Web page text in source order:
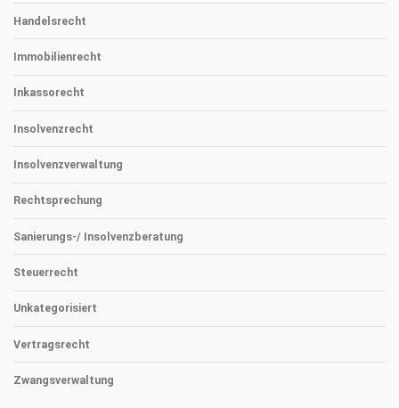
Handelsrecht
Immobilienrecht
Inkassorecht
Insolvenzrecht
Insolvenzverwaltung
Rechtsprechung
Sanierungs-/ Insolvenzberatung
Steuerrecht
Unkategorisiert
Vertragsrecht
Zwangsverwaltung